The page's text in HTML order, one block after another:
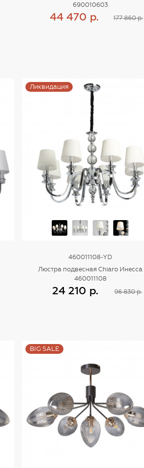
690010603
44 470 р.
177 860 р.
Ликвидация
460011108-YD
Люстра подвесная Chiaro Инесса
460011108
24 210 р.
96 830 р.
BIG SALE